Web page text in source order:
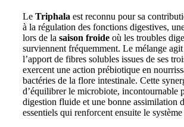
Le Triphala est reconnu pour sa
à la régulation des fonctions digestives,
lors de la saison froide où les troubles
surviennent fréquemment. Le mélange
l’apport de fibres solubles issues de ses
exercent une action prébiotique en
bactéries de la flore intestinale. Cette
d’équilibrer le microbiote, incontournable
digestion fluide et une bonne assimilation
essentiels qui renforcent ensuite le